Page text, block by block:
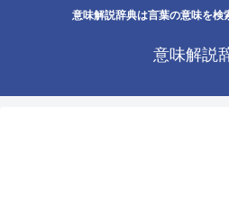
意味解説辞典は言葉の意味を検
意味解説